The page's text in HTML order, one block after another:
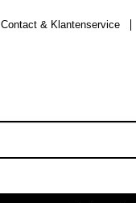
Contact & Klantenservice